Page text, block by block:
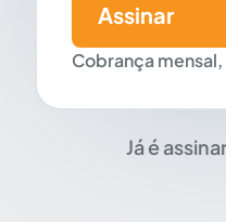
Cobrança
Assinar
Já é